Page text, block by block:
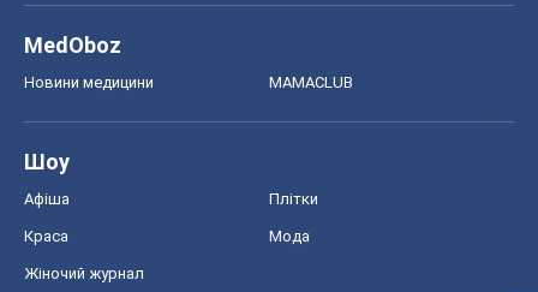
MedOboz
Новини медицини MAMACLUB
Шоу
Афіша Плітки
Краса Мода
Жіночий журнал